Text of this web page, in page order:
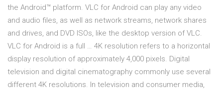
the Android™ platform. VLC for Android can play any video
and audio files, as well as network streams, network shares
and drives, and DVD ISOs, like the desktop version of VLC.
VLC for Android is a full … 4K resolution refers to a horizontal
display resolution of approximately 4,000 pixels. Digital
television and digital cinematography commonly use several
different 4K resolutions. In television and consumer media,